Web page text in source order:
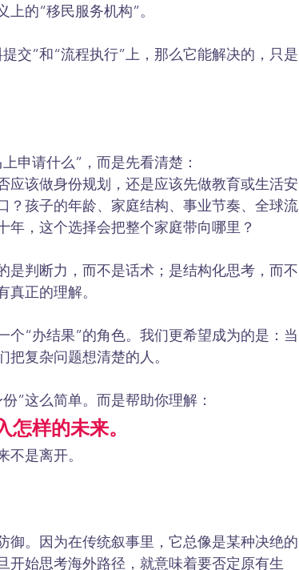
的“移民服务机构”。
交”和“流程执行”上，那么它能解决的，只是
申请什么”，而是先看清楚：
应该做身份规划，还是应该先做教育或生活安
？孩子的年龄、家庭结构、事业节奏、全球流
，这个选择会把整个家庭带向哪里？
是判断力，而不是话术；是结构化思考，而不
正的理解。
“办结果”的角色。我们更希望成为的是：当
复杂问题想清楚的人。
”这么简单。而是帮助你理解：
样的未来。
是离开。
御。因为在传统叙事里，它总像是某种决绝的
开始思考海外路径，就意味着要否定原有生